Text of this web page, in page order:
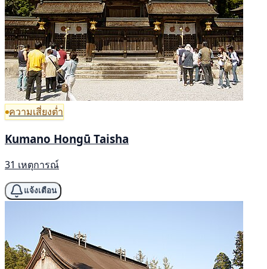
ความเสี่ยงต่ำ
Kumano Hongū Taisha
31 เหตุการณ์
แจ้งเตือน